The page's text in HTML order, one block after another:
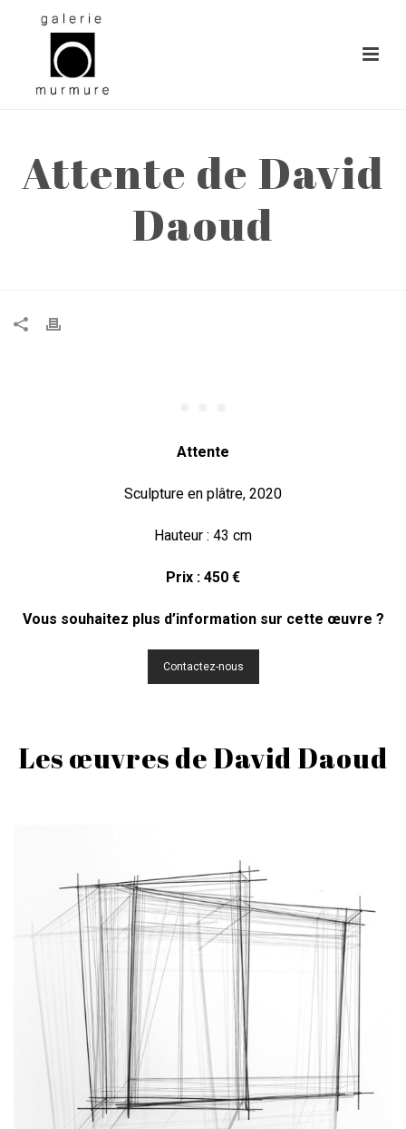
Attente de David
Daoud
Attente
Sculpture en plâtre, 2020
Hauteur : 43 cm
Prix : 450 €
Vous souhaitez plus d’information sur cette œuvre ?
Contactez-nous
Les œuvres de David Daoud